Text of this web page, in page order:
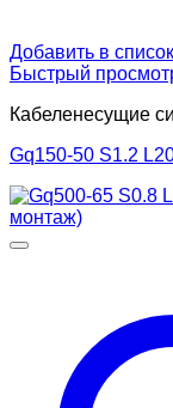
Добавить в
Быстрый
Кабеленесущие
Gq150-50 S1.2